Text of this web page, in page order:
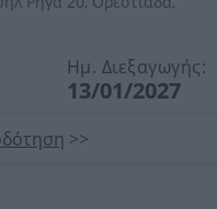
Ημ. Διεξαγωγής:
13/01/2027
>>